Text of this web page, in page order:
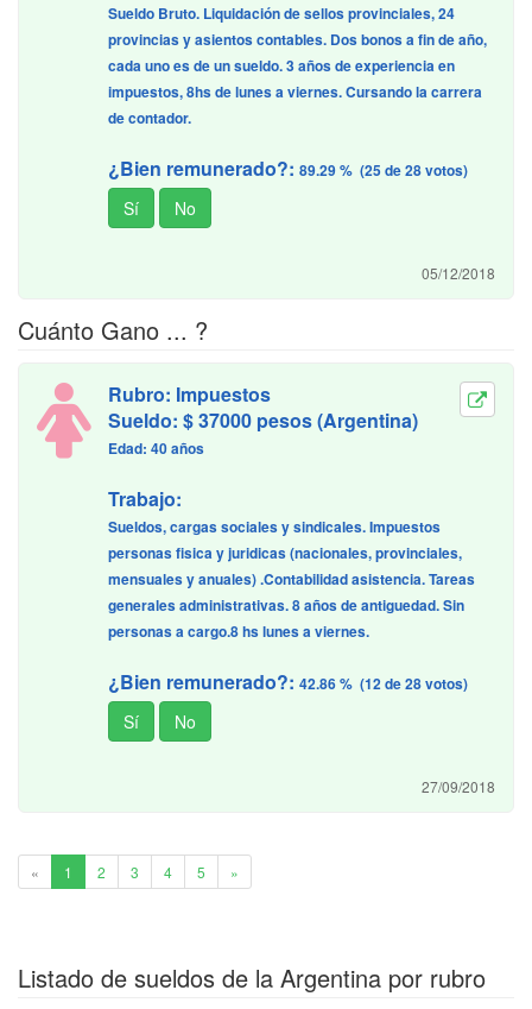
Sueldo Bruto. Liquidación de sellos provinciales, 24
provincias y asientos contables. Dos bonos a fin de año,
cada uno es de un sueldo. 3 años de experiencia en
impuestos, 8hs de lunes a viernes. Cursando la carrera
de contador.
¿Bien remunerado?: 89.29 % (25 de 28 votos)
05/12/2018
Cuánto Gano ... ?
Rubro: Impuestos
Sueldo: $ 37000 pesos (Argentina)
Edad: 40 años
Trabajo:
Sueldos, cargas sociales y sindicales. Impuestos
personas fisica y juridicas (nacionales, provinciales,
mensuales y anuales) .Contabilidad asistencia. Tareas
generales administrativas. 8 años de antiguedad. Sin
personas a cargo.8 hs lunes a viernes.
¿Bien remunerado?: 42.86 % (12 de 28 votos)
27/09/2018
« 1 2 3 4 5 »
Listado de sueldos de la Argentina por rubro